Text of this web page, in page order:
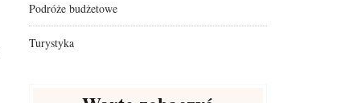
Podróże budżetowe
Turystyka